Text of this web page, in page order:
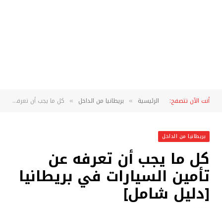
أنت الآن تتصفح: الرئيسية » بريطانيا من الداخل » كل ما يجب أن تعرفه عن تأمين السيارات في بريطانيا [دليل شامل]
بريطانيا من الداخل
كل ما يجب أن تعرفه عن
تأمين السيارات في بريطانيا
[دليل شامل]